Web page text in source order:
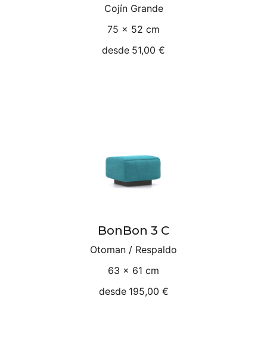
Cojín Grande
75 × 52 cm
desde 51,00 €
BonBon 3 C
Otoman / Respaldo
63 × 61 cm
desde 195,00 €